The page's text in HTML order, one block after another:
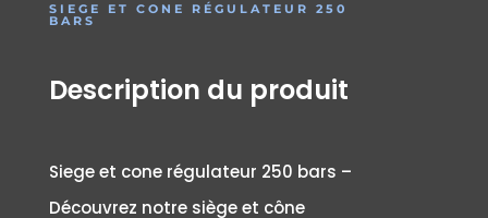
SIEGE ET CONE RÉGULATEUR 250
BARS
Description du produit
Siege et cone régulateur 250 bars –
Découvrez notre siège et cône